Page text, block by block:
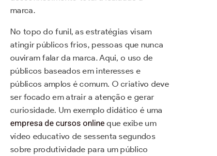
marca.
No topo do funil, as estratégias visam
atingir públicos frios, pessoas que nunca
ouviram falar da marca. Aqui, o uso de
públicos baseados em interesses e
públicos amplos é comum. O criativo deve
ser focado em atrair a atenção e gerar
curiosidade. Um exemplo didático é uma
empresa de cursos online que exibe um
vídeo educativo de sessenta segundos
sobre produtividade para um público